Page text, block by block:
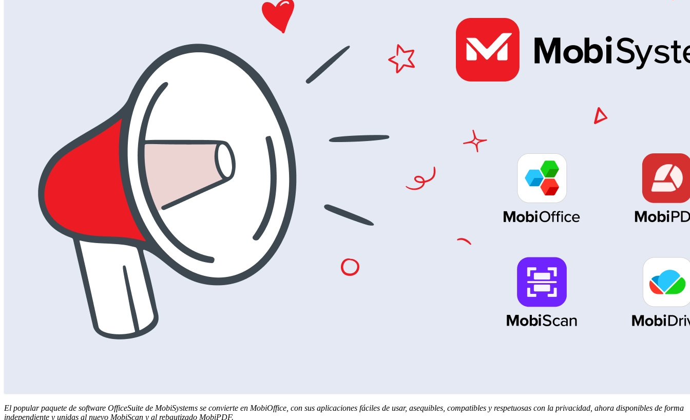
El popular paquete de software OfficeSuite de MobiSystems se convierte en MobiOffice, con sus aplicaciones fáciles de usar, asequibles, compatibles y respetuosas con la privacidad, ahora disponibles de forma
independiente y unidas al nuevo MobiScan y al rebautizado MobiPDF.